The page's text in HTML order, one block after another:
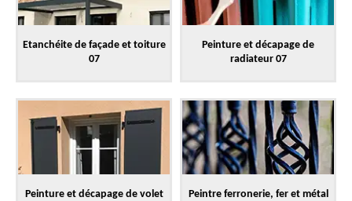
Etanchéite de façade et toiture
07
Peinture et décapage de
radiateur 07
Peinture et décapage de volet
Peintre ferronerie, fer et métal